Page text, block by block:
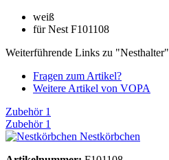
weiß
für Nest F101108
Weiterführende Links zu "Nesthalter"
Fragen zum Artikel?
Weitere Artikel von VOPA
Zubehör 1
Zubehör 1
Nestkörbchen